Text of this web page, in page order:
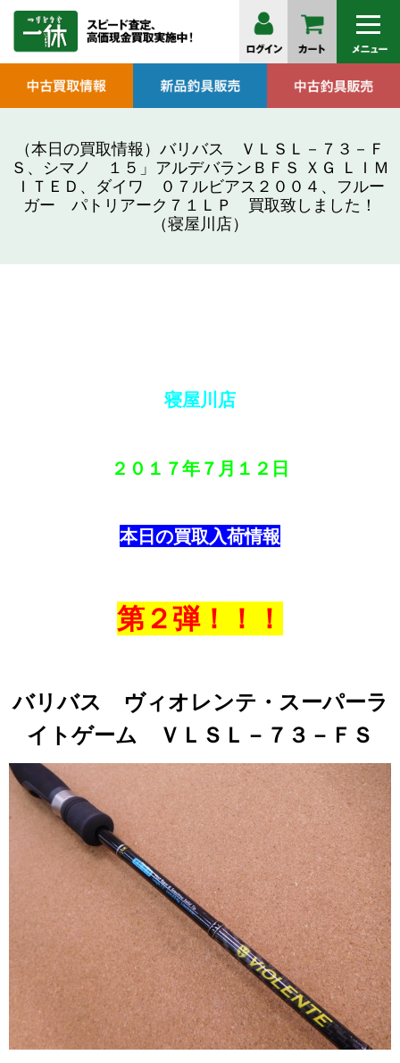
（本日の買取情報）バリバス ＶＬＳＬ－７３－Ｆ
Ｓ、シマノ １５」アルデバランＢＦＳ ＸＧ ＬＩＭ
ＩＴＥＤ、ダイワ ０７ルビアス２００４、フルー
ガー パトリアーク７１ＬＰ 買取致しました！
（寝屋川店）
寝屋川店
２０１７年 ７月１２ 日
本日の買取入荷情報
第２弾！！！
バリバス ヴィオレンテ・スーパーラ
イトゲーム ＶＬＳＬ－７３－ＦＳ